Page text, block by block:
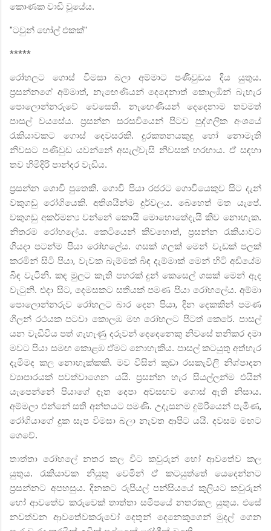
කොණක වාඩි වූයේය.
"ටවුන් හෝල් එකක්"
*****
රෝහලට ගොස් විමසා බලා අම්මාට පණිවුඩය දිය යුතුය.
ප්‍රසන්නගේ අම්මාත්, නැඟෙණියන් දෙදෙනාත් කොලඹින් බැහැර
පොලොන්නරුවේ වෙසෙති. නැඟෙණියන් දෙදෙනාම තවමත්
පාසල් වයසේය. ප්‍රසන්න සරසවියෙන් පිටව පුද්ගලික අංශයේ
රැකියාවකට ගොස් දෙවසරකි. දුරකතනයකුදු හෝ නොමැති
නිවසට පණිවුඩ යවන්නේ අසැල්වැසි නිවසක් හරහාය. ඒ සඳහා
තව හිමිදිරි පාන්දර වැඩිය.
ප්‍රසන්න ගොවි පුතෙකි. ගොවි පියා රජරට ගොවියෙකුව සිට දැන්
වකුගඩු රෝගියෙකි. අතිශයින්ම දුර්වලය. බෙහෙත් මත යැපේ.
වකුගඩු අකර්මන්‍ය වන්නේ කොයි මොහොතේදැයි කිව නොහැක.
නිතරම රෝහලේය. කෙටියෙන් කිවහොත්, ප්‍රසන්න රැකියාවට
ගියදා පටන්ම පියා රෝහලේය. ගසක් ගලක් මෙන් වැඩක් පලක්
කරමින් සිටි පියා, වැවක බැම්මක් බිඳ දැම්මාක් මෙන් හිටි අඩියේම
බිඳ වැටිනි. කඳ මුලට කැති පහරක් දුන් කෙසෙල් ගසක් මෙන් ඇද
වැටුනි. එදා සිට, දෙමසකට සතියක් පමණ පියා රෝහලේය. අම්මා
පොලොන්නරුව රෝහලට බාර දෙන පියා, දින දෙකකින් පමණ
ගිලන් රථයක පටවා කොලඹ මහ රෝහලට පිටත් කෙරේ. පාසල්
යන වැඩිවිය පත් ගැහැණු දරුවන් දෙදෙනෙකු නිවසේ තනිකර දමා
මවට පියා සමඟ කොළඹ ඒමට නොහැකිය. පාසල් කටයුතු අත්හැර
දැමීමද කල නොහැක්කකි. මව විසින් කුඩා රසකැවිලි නිශ්පාදන
ව්‍යාපාරයක් පවත්වාගෙන යයි. ප්‍රසන්න හැර සියල්ලන්ම එයින්
යැපෙන්නේ පියාගේ දෑත දෙපා අවසඟව ගොස් ඇති නිසාය.
අම්මලා එන්නේ සති අන්තයට පමණි. උදෑසනම දුම්රියෙන් පැමිණ,
රෝගියාගේ දුක සැප විමසා බලා නැවත ආපිට යයි. දවසම මඟට
ගෙවේ.
තාත්තා රෝහලේ නතර කල විට කවුරුන් හෝ ආවතේව කල
යුතුය.
රැකියාවක නියුතු වෙමින් ඒ කටයුත්තේ යෙදෙන්නට
ප්‍රසන්නට අපහසුය. දිනකට රුපියල් පන්සියයේ කුලියට කවුරුන්
හෝ ආවතේව කරුවෙක් තාත්තා සමීපයේ නතරකල යුතුය. එසේ
නවත්වන ආවතේවකරුවෝ දෙතුන් දෙනෙකුගෙන් මුදල් ගෙන